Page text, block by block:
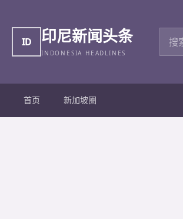
ID 印尼新闻头条
INDONESIA HEADLINES
搜
首页 新加坡圈